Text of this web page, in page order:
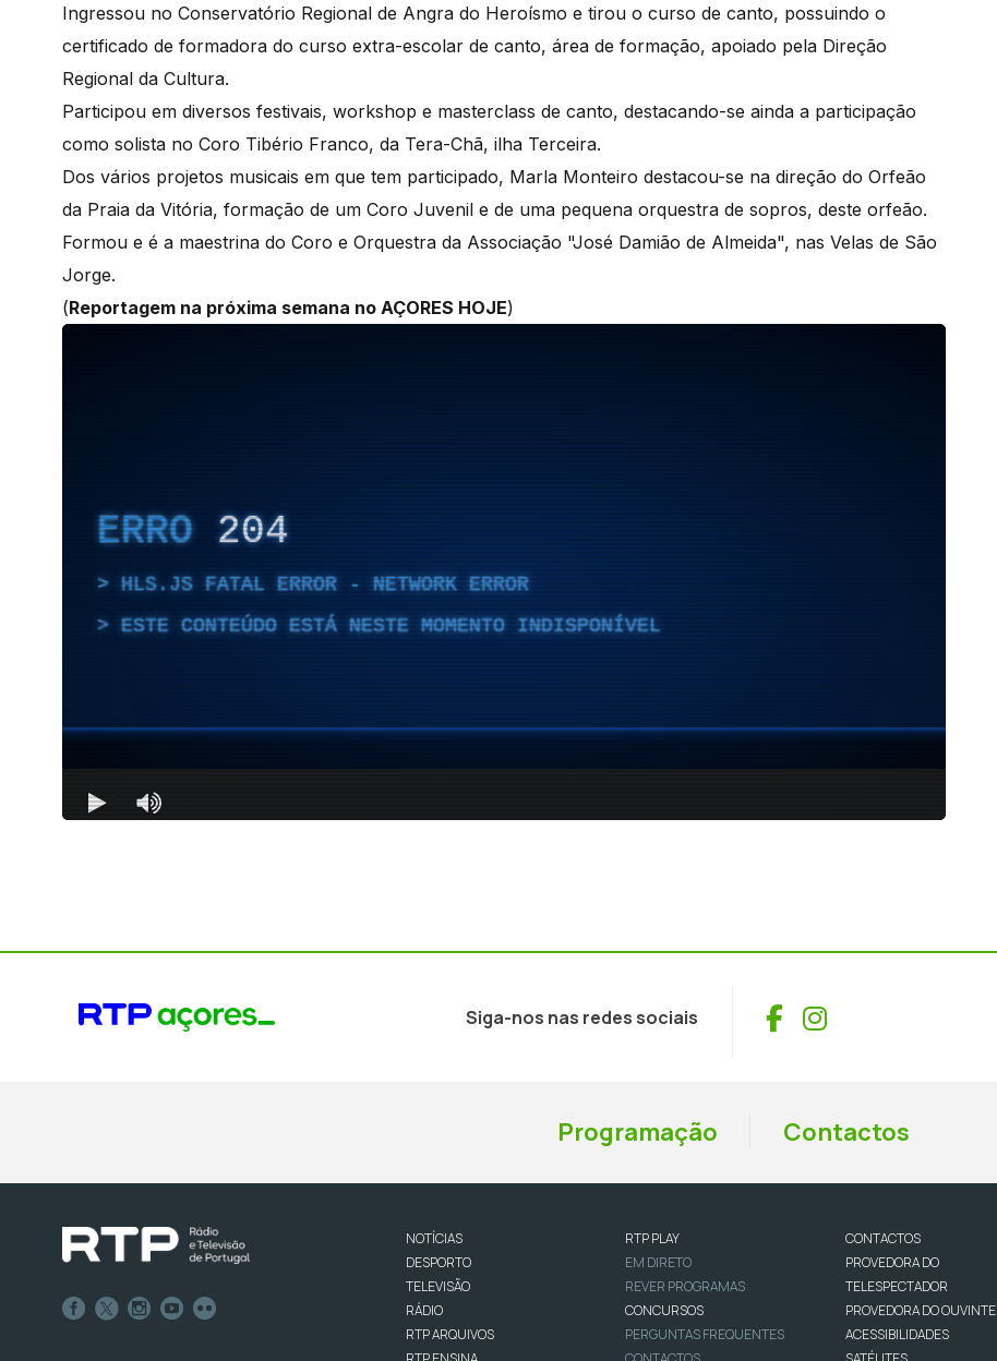
Ingressou no Conservatório Regional de Angra do Heroísmo e tirou o curso de canto, possuindo o
certificado de formadora do curso extra-escolar de canto, área de formação, apoiado pela Direção
Regional da Cultura.
Participou em diversos festivais, workshop e masterclass de canto, destacando-se ainda a participação
como solista no Coro Tibério Franco, da Tera-Chã, ilha Terceira.
Dos vários projetos musicais em que tem participado, Marla Monteiro destacou-se na direção do Orfeão
da Praia da Vitória, formação de um Coro Juvenil e de uma pequena orquestra de sopros, deste orfeão.
Formou e é a maestrina do Coro e Orquestra da Associação "José Damião de Almeida", nas Velas de São
Jorge.
(Reportagem na próxima semana no AÇORES HOJE)
Siga-nos nas redes sociais Facebook
Instagram
Programação Contactos
NOTÍCIAS
DESPORTO
TELEVISÃO
RÁDIO
RTP ARQUIVOS
RTP PLAY
EM DIRETO
REVER PROGRAMAS
CONCURSOS
PERGUNTAS FREQUENTES
CONTACTOS
PROVEDORA DO
TELESPECTADOR
PROVEDORA DO OUVINTE
ACESSIBILIDADES